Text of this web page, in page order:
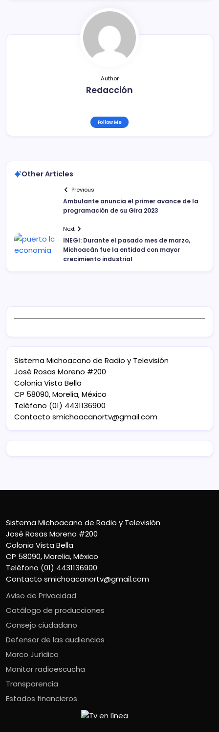
tir
Author
Redacción
Follow Me
Other Articles
Previous
Ambulante anuncia el primer avance de la
programación de su Gira 2023
Next
INEGI: Durante el pasado mes de marzo,
Michoacán fue la entidad con mayor
crecimiento industrial
Sistema Michoacano de Radio y Televisión
José Rosas Moreno #200
Colonia Vista Bella
CP 58090, Morelia, México
Teléfono (01) 4431136900
Contacto smichoacanortv@gmail.com
Sistema Michoacano de Radio y Televisión
José Rosas Moreno #200
Colonia Vista Bella
CP 58090, Morelia, México
Teléfono (01) 4431136900
Contacto smichoacanortv@gmail.com
Aviso de Privacidad
Catálogo de producciones
Consejo ciudadano
Defensor de las audiencias
Marco Jurídico
Monitor radioescucha
Transparencia
Estados financieros